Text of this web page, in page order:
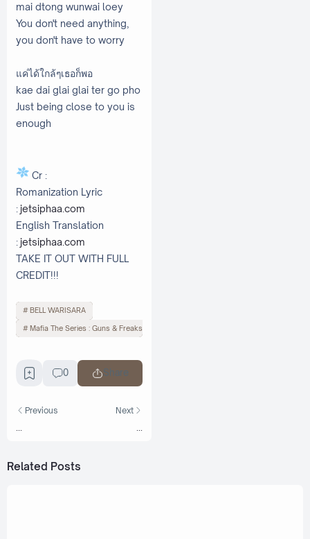
mai dtong wunwai loey
You don't need anything,
you don't have to worry
แค่ได้ใกล้ๆเธอก็พอ
kae dai glai glai ter go pho
Just being close to you is
enough
Cr :
Romanization Lyric
:jetsiphaa.com
English Translation
:jetsiphaa.com
TAKE IT OUT WITH FULL
CREDIT!!!
BELL WARISARA
Mafia The Series : Guns & Freaks
0 Share
Previous Next
Related Posts